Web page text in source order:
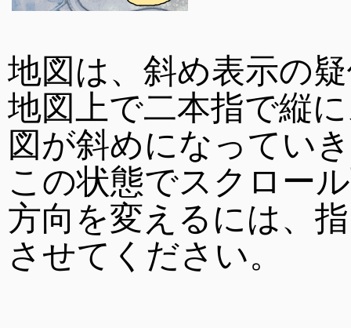
地図は、斜め表示の
地図上で二本指で縦
図が斜めになってい
この状態でスクロー
方向を変えるには、
させてください。